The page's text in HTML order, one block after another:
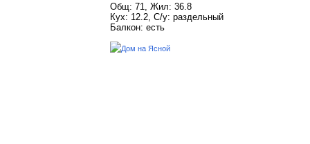
Общ: 71, Жил: 36.8
Кух: 12.2, С/у: раздельный
Балкон: есть